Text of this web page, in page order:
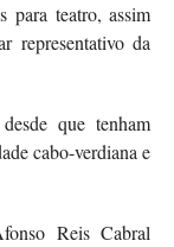
para teatro, assim
representativo da
que tenham
cabo-verdiana e
Reis Cabral